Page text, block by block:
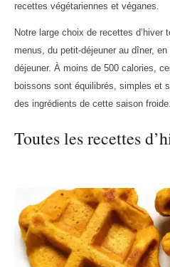
recettes végétariennes et véganes.
Notre large choix de recettes d’hiver
menus, du petit-déjeuner au dîner,
déjeuner. À moins de 500 calories,
boissons sont équilibrés, simples et
des ingrédients de cette saison froide.
Toutes les recettes